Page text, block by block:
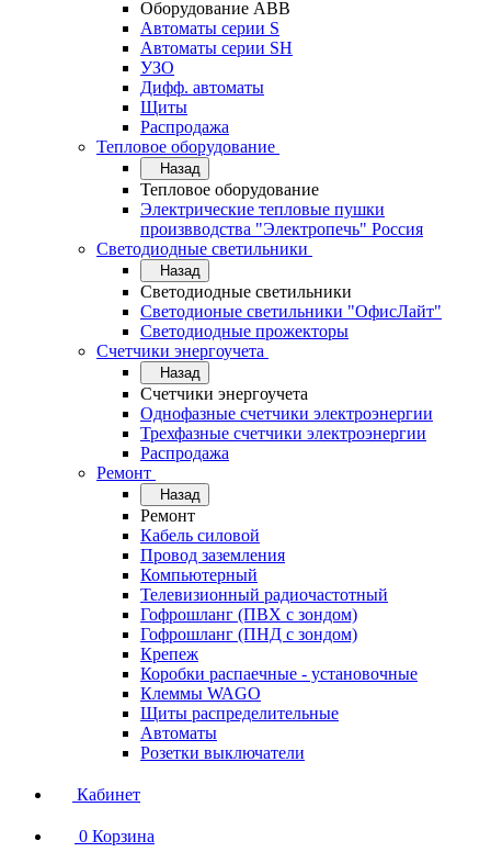
Оборудование АВВ
Автоматы серии S
Автоматы серии SH
УЗО
Дифф. автоматы
Щиты
Распродажа
Тепловое оборудование
Назад
Тепловое оборудование
Электрические тепловые пушки
произвводства "Электропечь" Россия
Светодиодные светильники
Назад
Светодиодные светильники
Светодионые светильники "ОфисЛайт"
Светодиодные прожекторы
Счетчики энергоучета
Назад
Счетчики энергоучета
Однофазные счетчики электроэнергии
Трехфазные счетчики электроэнергии
Распродажа
Ремонт
Назад
Ремонт
Кабель силовой
Провод заземления
Компьютерный
Телевизионный радиочастотный
Гофрошланг (ПВХ с зондом)
Гофрошланг (ПНД с зондом)
Крепеж
Коробки распаечные - установочные
Клеммы WAGO
Щиты распределительные
Автоматы
Розетки выключатели
Кабинет
0 Корзина